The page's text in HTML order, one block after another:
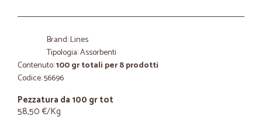
Brand: Lines
Tipologia: Assorbenti
Contenuto:100 gr totali per 8 prodotti
Codice: 56696
Pezzatura da 100 gr tot
58,50 €/Kg